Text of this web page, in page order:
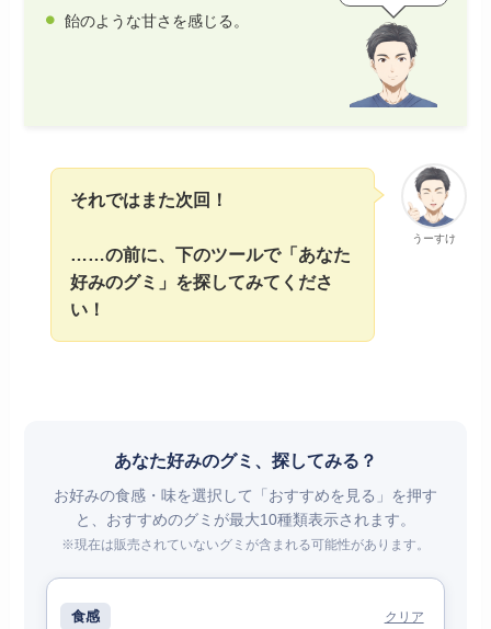
飴のような甘さを感じる。
うーすけ
それではまた次回！
……の前に、下のツールで「あなた
好みのグミ」を探してみてくださ
い！
あなた好みのグミ、探してみる？
お好みの食感・味を選択して「おすすめを見る」を押す
と、おすすめのグミが最大10種類表示されます。
※現在は販売されていないグミが含まれる可能性があります。
食感 クリア